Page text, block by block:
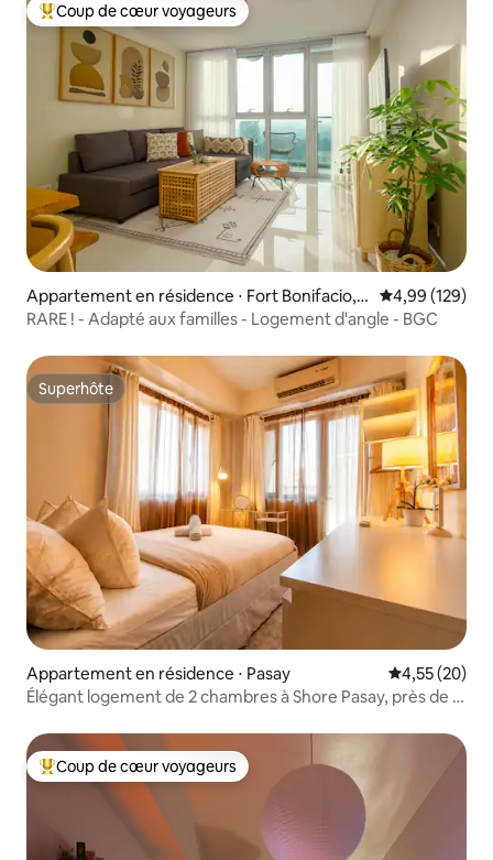
Coups de cœur voyageurs les plus appréciés
Coup de cœur voyageurs
Appartement en résidence ⋅ Fort Bonifacio,T
aguig
Évaluation
4,99 (129)
RARE ! - Adapté aux familles - Logement d'angle - BGC
Superhôte
Superhôte
Appartement en résidence ⋅ Pasay Évaluation
4,55 (20)
Élégant logement de 2 chambres à Shore Pasay, près de la
Coups de cœur voyageurs les plus appréciés
Coup de cœur voyageurs